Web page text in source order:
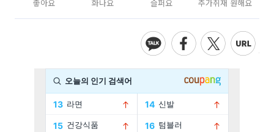
좋아요 화나요 슬퍼요 추가취재 원해요